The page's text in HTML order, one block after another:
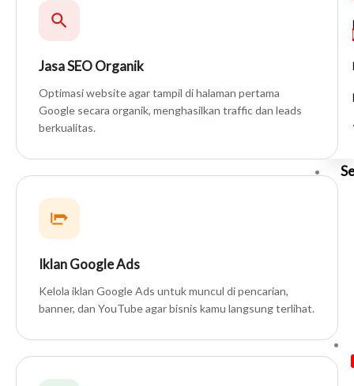
Jasa SEO Organik
Optimasi website agar tampil di halaman pertama
Google secara organik, menghasilkan traffic dan leads
berkualitas.
Iklan Google Ads
Kelola iklan Google Ads untuk muncul di pencarian,
banner, dan YouTube agar bisnis kamu langsung terlihat.